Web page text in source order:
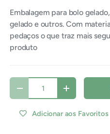
Embalagem para bolo
gelado e outros. Com
pedaços o que traz mais
produto
Qtde
Diminuir quantidadeAumentar
Adicionar aos Favoritos